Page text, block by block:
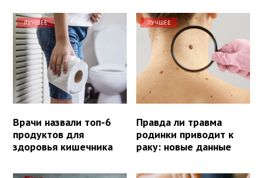
ЛУЧШЕЕ
Врачи назвали топ-6
продуктов для
здоровья кишечника
ЛУЧШЕЕ
Правда ли травма
родинки приводит к
раку: новые данные